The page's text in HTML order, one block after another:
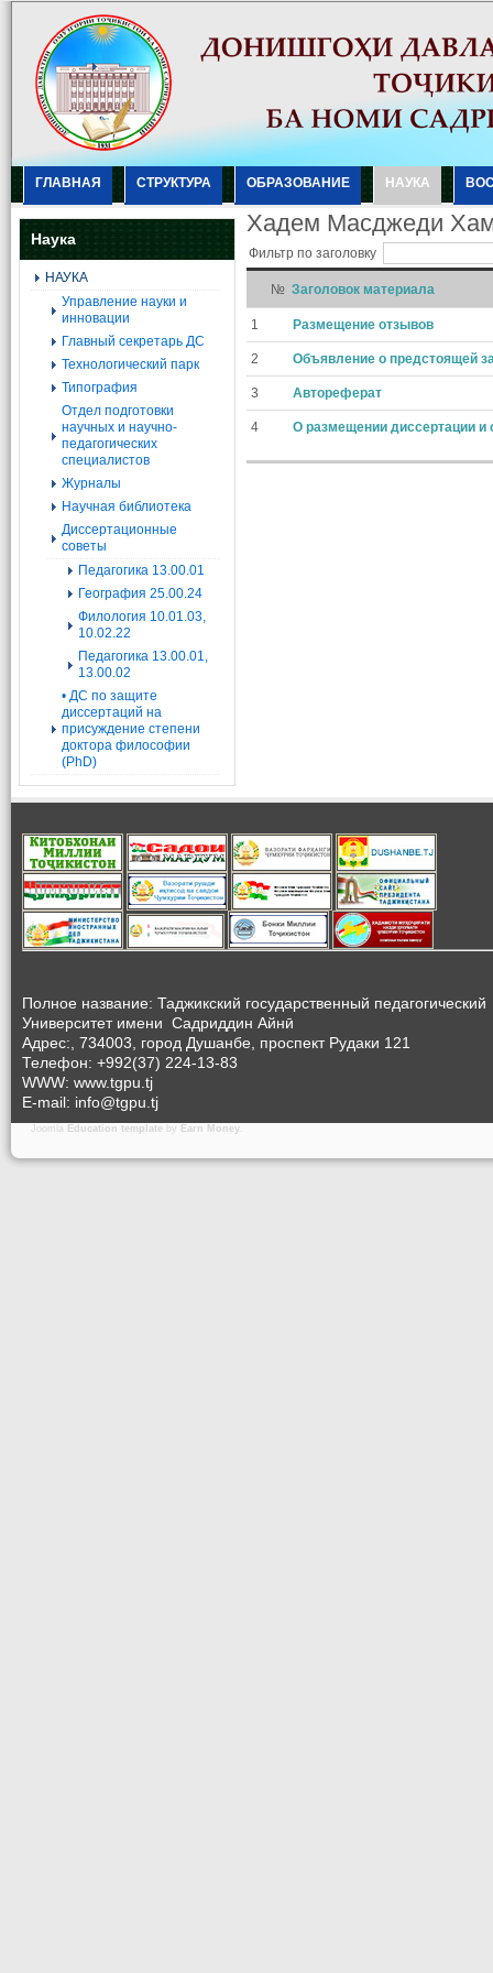
ГЛАВНАЯ СТРУКТУРА ОБРАЗОВАНИЕ НАУКА
Наука
НАУКА
Управление науки и
инновации
Главный секретарь ДС
Технологический парк
Типография
Отдел подготовки
научных и научно-
педагогических
специалистов
Журналы
Научная библиотека
Диссертационные
советы
Педагогика 13.00.01
География 25.00.24
Филология 10.01.03,
10.02.22
Педагогика 13.00.01,
13.00.02
• ДС по защите
диссертаций на
присуждение степени
доктора философии
(PhD)
Хадем Масджеди
Фильтр по заголовку
№ Заголовок материала
1 Размещение отзывов
2 Объявление о предстоящей
3 Автореферат
4 О размещении диссертации и
Полное название: Таджикский государственный педагогический
Университет имени Садриддин Айнӣ
Адрес:, 734003, город Душанбе, проспект Рудаки 121
Телефон: +992(37) 224-13-83
WWW: www.tgpu.tj
E-mail: info@tgpu.tj
Joomla Education template by Earn Money.